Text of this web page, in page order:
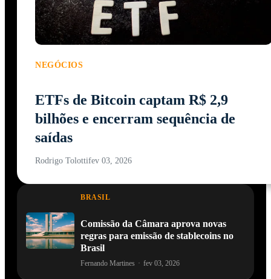
NEGÓCIOS
ETFs de Bitcoin captam R$ 2,9
bilhões e encerram sequência de
saídas
Rodrigo Tolottifev 03, 2026
BRASIL
Comissão da Câmara aprova novas
regras para emissão de stablecoins no
Brasil
Fernando Martines · fev 03, 2026